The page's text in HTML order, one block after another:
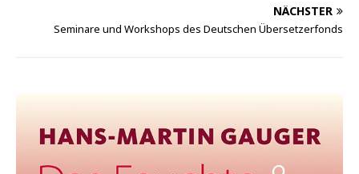
NÄCHSTER
Seminare und Workshops des Deutschen Übersetzerfonds